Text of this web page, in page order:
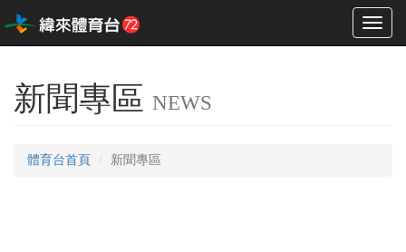
Toggle
新聞專區 NEWS
體育台首頁 新聞專區